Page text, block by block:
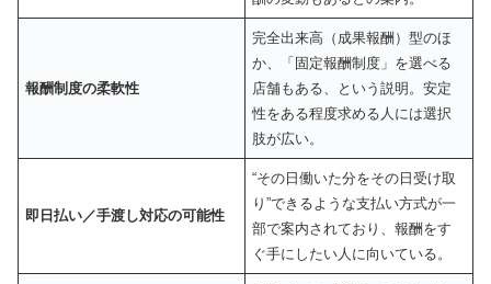
報酬制度の柔軟性
完全出来高（成果報酬）型のほ
か、「固定報酬制度」を選べる
店舗もある、という説明。安定
性をある程度求める人には選択
肢が広い。
即日払い／手渡し対応の可能性
“その日働いた分をその日受け取
り”できるような支払い方式が一
部で案内されており、報酬をす
ぐ手にしたい人に向いている。